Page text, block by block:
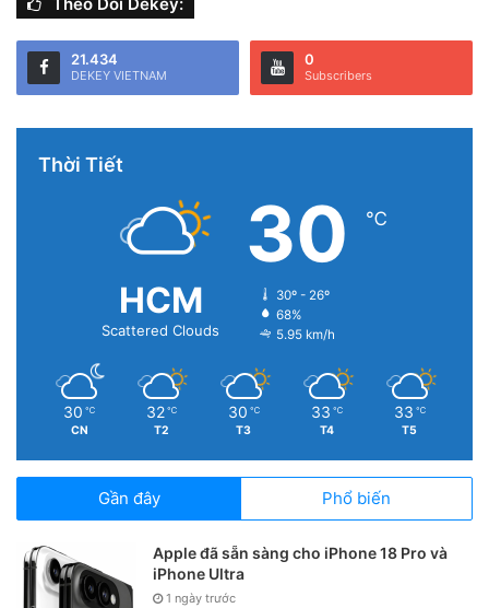
Với những chiếc smartphone sử dụng lâu ngày sẽ rất dễ
21.434
DEKEY VIETNAM
0
Subscribers
Thời Tiết
HCM
Scattered Clouds
30 ℃
30º - 26º
68%
5.95 km/h
30 ℃
CN
32 ℃
T2
30 ℃
T3
33 ℃
T4
33 ℃
T5
Gần đây Phổ biến
Apple đã sẵn sàng cho iPhone 18 Pro và
iPhone Ultra
1 ngày trước